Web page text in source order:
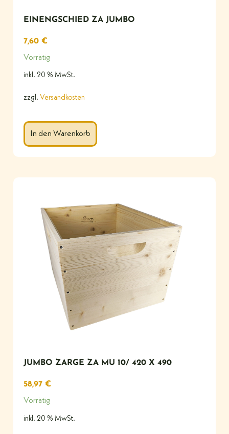
EINENGSCHIED ZA JUMBO
7,60 €
Vorrätig
inkl. 20 % MwSt.
zzgl. Versandkosten
In den Warenkorb
JUMBO ZARGE ZA MU 10/ 420 X 490
58,97 €
Vorrätig
inkl. 20 % MwSt.